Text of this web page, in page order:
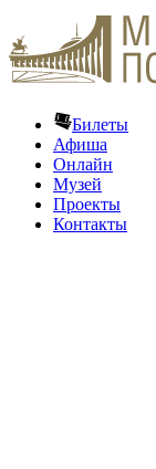
Билеты
Афиша
Онлайн
Музей
Проекты
Контакты